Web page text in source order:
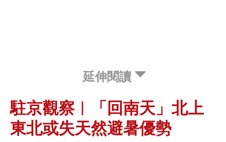
延伸閱讀
駐京觀察︱「回南天」北上
東北或失天然避暑優勢